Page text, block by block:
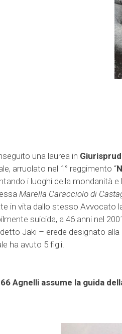
una laurea in
arruolato nel 1° reggimento “
i luoghi della mondanità
Marella Caracciolo di
in vita dallo stesso Avvocato
suicida, a 46 anni nel
detto Jaki – erede designato alla
ha avuto 5 figli.
Agnelli assume la guida